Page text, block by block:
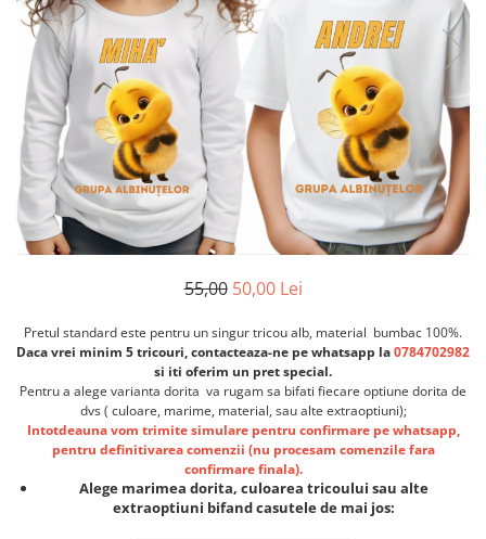
Cadouri barbati
Seturi cadou barbati
Seturi cadou barbati portofel si curea
Ceasuri pentru EL
Cadouri craciun barbati
Cadouri personalizate barbati
Cadouri copii
Caciuli copii
Cadouri copii 1 an
Cadouri craciun copii
Sticlă pentru apa Personalizată
Sepci personalizate
Seturi cadou pentru copii KID's Collection
Lenjerii de pat pentru copii
Etichete scolare
Sepci personalizate
Bannere personalizate scoli si gradinite
Caserole personalizate sandwich
Saculeti personalizati
Sticla de apa personalizata
Agende si caiete personalizate
55,00 50,00 Lei
Pretul standard este pentru un singur tricou alb, material bumbac 100%.
Daca vrei minim 5 tricouri, contacteaza-ne pe whatsapp la0784702982
si iti oferim un pret special.
Pentru a alege varianta dorita va rugam sa bifati fiecare optiune dorita de
dvs ( culoare, marime, material, sau alte extraoptiuni);
Intotdeauna vom trimite simulare pentru confirmare pe whatsapp,
pentru definitivarea comenzii (nu procesam comenzile fara
confirmare finala).
Alege marimea dorita, culoarea tricoului sau alte
extraoptiuni bifand casutele de mai jos: